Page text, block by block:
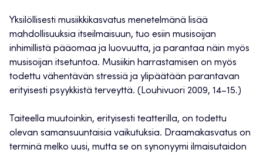
Yksilöllisesti musiikkikasvatus menetelmänä lisää
mahdollisuuksia itseilmaisuun, tuo esiin musisoijan
inhimillistä pääomaa ja luovuutta, ja parantaa näin myös
musisoijan itsetuntoa. Musiikin harrastamisen on myös
todettu vähentävän stressiä ja ylipäätään parantavan
erityisesti psyykkistä terveyttä. (Louhivuori 2009, 14–15.)
Taiteella muutoinkin, erityisesti teatterilla, on todettu
olevan samansuuntaisia vaikutuksia. Draamakasvatus on
terminä melko uusi, mutta se on synonyymi ilmaisutaidon